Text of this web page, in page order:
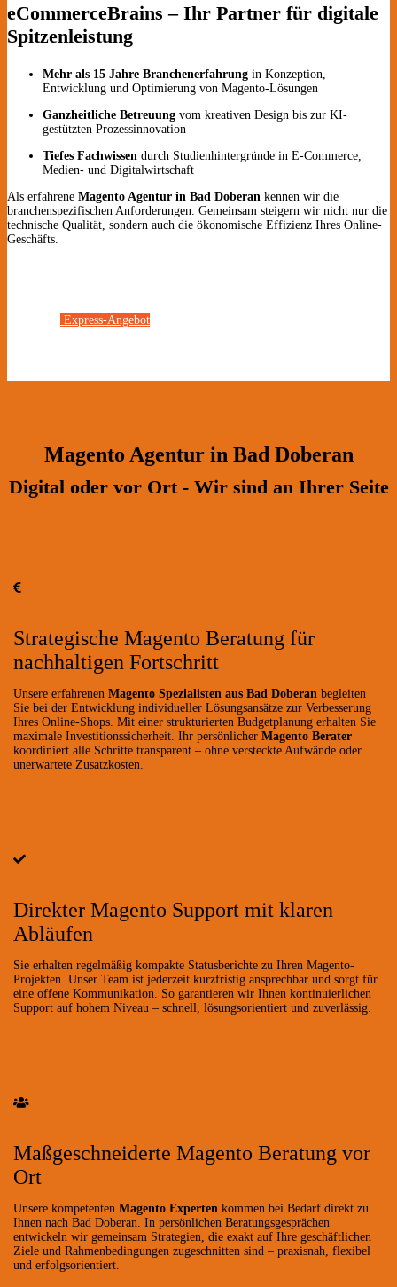
eCommerceBrains – Ihr Partner für digitale
Spitzenleistung
Mehr als 15 Jahre Branchenerfahrung in Konzeption,
Entwicklung und Optimierung von Magento-Lösungen
Ganzheitliche Betreuung vom kreativen Design bis zur KI-
gestützten Prozessinnovation
Tiefes Fachwissen durch Studienhintergründe in E-Commerce,
Medien- und Digitalwirtschaft
Als erfahrene Magento Agentur in Bad Doberan kennen wir die
branchenspezifischen Anforderungen. Gemeinsam steigern wir nicht nur die
technische Qualität, sondern auch die ökonomische Effizienz Ihres Online-
Geschäfts.
Express-Angebot
Magento Agentur in Bad Doberan
Digital oder vor Ort - Wir sind an Ihrer Seite
Strategische Magento Beratung für
nachhaltigen Fortschritt
Unsere erfahrenen Magento Spezialisten aus Bad Doberan begleiten
Sie bei der Entwicklung individueller Lösungsansätze zur Verbesserung
Ihres Online-Shops. Mit einer strukturierten Budgetplanung erhalten Sie
maximale Investitionssicherheit. Ihr persönlicher Magento Berater
koordiniert alle Schritte transparent – ohne versteckte Aufwände oder
unerwartete Zusatzkosten.
Direkter Magento Support mit klaren
Abläufen
Sie erhalten regelmäßig kompakte Statusberichte zu Ihren Magento-
Projekten. Unser Team ist jederzeit kurzfristig ansprechbar und sorgt für
eine offene Kommunikation. So garantieren wir Ihnen kontinuierlichen
Support auf hohem Niveau – schnell, lösungsorientiert und zuverlässig.
Maßgeschneiderte Magento Beratung vor
Ort
Unsere kompetenten Magento Experten kommen bei Bedarf direkt zu
Ihnen nach Bad Doberan. In persönlichen Beratungsgesprächen
entwickeln wir gemeinsam Strategien, die exakt auf Ihre geschäftlichen
Ziele und Rahmenbedingungen zugeschnitten sind – praxisnah, flexibel
und erfolgsorientiert.